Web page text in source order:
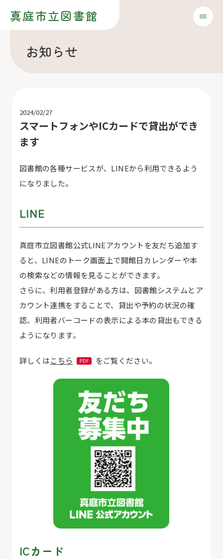
真庭市立図書館
お知らせ
2024/02/27
スマートフォンやICカードで貸出ができ
ます
図書館の各種サービスが、 LINEから利用できるよう
になりました。
LINE
真庭市立図書館公式LINEアカウントを友だち追加す
ると、 LINEのトーク画面上で開館日カレンダーや本
の検索などの情報を見ることができます。
さらに、利用者登録がある方は、図書館システムとア
カウント連携をすることで、貸出や予約の状況の確
認、利用者バーコードの表示による本の貸出もできる
ようになります。
詳しくはこちら をご覧ください。
ICカード